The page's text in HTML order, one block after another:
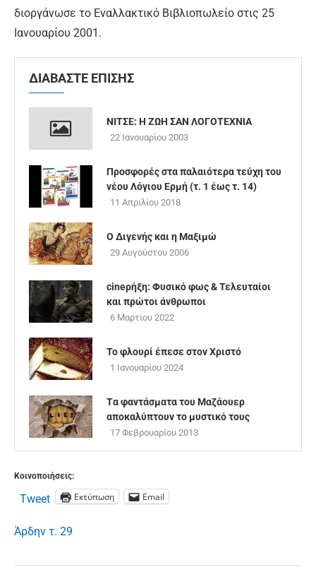
διοργάνωσε το Εναλλακτικό Βιβλιοπωλείο στις 25
Ιανουαρίου 2001.
ΔΙΑΒΑΣΤΕ ΕΠΙΣΗΣ
ΝΙΤΣΕ: Η ΖΩΗ ΣΑΝ ΛΟΓΟΤΕΧΝΙΑ
22 Ιανουαρίου 2003
Προσφορές στα παλαιότερα τεύχη του
νέου Λόγιου Ερμή (τ. 1 έως τ. 14)
11 Απριλίου 2018
Ο Διγενής και η Μαξιμώ
29 Αυγούστου 2006
cineρήξη: Φυσικό φως & Τελευταίοι
και πρώτοι άνθρωποι
6 Μαρτίου 2022
Το φλουρί έπεσε στον Χριστό
1 Ιανουαρίου 2024
Tα φαντάσματα του Μαζάουερ
αποκαλύπτουν το μυστικό τους
17 Φεβρουαρίου 2013
Κοινοποιήσεις:
Tweet Εκτύπωση Email
Άρδην τ. 29